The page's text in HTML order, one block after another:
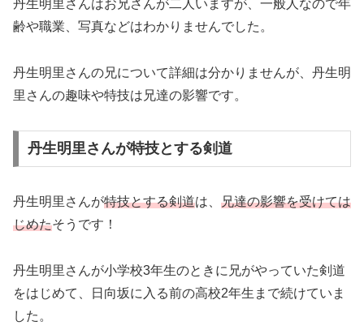
丹生明里さんはお兄さんが二人いますが、一般人なので年
齢や職業、写真などはわかりませんでした。
丹生明里さんの兄について詳細は分かりませんが、丹生明
里さんの趣味や特技は兄達の影響です。
丹生明里さんが特技とする剣道
丹生明里さんが特技とする剣道は、 兄達の影響を受けては
じめたそうです！
丹生明里さんが小学校3年生のときに兄がやっていた剣道
をはじめて、日向坂に入る前の高校2年生まで続けていま
した。